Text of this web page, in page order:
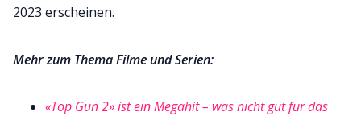
2023 erscheinen.
Mehr zum Thema Filme und Serien:
«Top Gun 2» ist ein Megahit – was nicht gut für das